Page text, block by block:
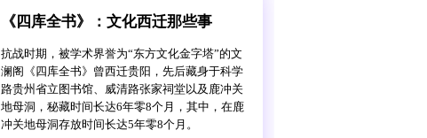
《四库全书》：文化西迁那些事
抗战时期，被学术界誉为“东方文化金字塔”的文
澜阁《四库全书》曾西迁贵阳，先后藏身于科学
路贵州省立图书馆、威清路张家祠堂以及鹿冲关
地母洞，秘藏时间长达6年零8个月，其中，在鹿
冲关地母洞存放时间长达5年零8个月。